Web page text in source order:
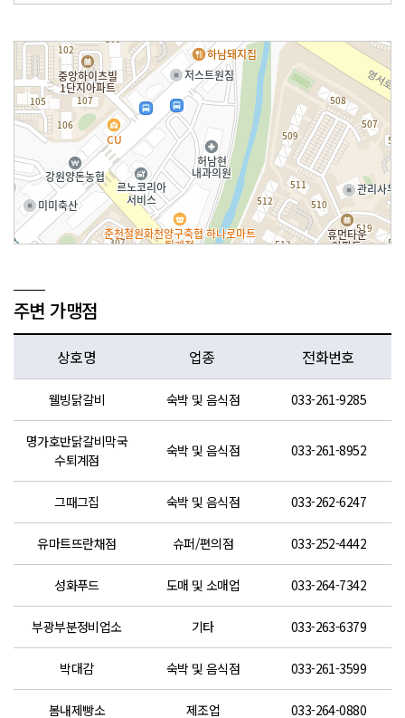
50m
주변 가맹점
상호명 업종 전화번호
웰빙닭갈비 숙박 및 음식점 033-261-9285
명가호반닭갈비막국
수퇴계점
숙박 및 음식점 033-261-8952
그때그집 숙박 및 음식점 033-262-6247
유마트뜨란채점 슈퍼/편의점 033-252-4442
성화푸드 도매 및 소매업 033-264-7342
부광부분정비업소 기타 033-263-6379
박대감 숙박 및 음식점 033-261-3599
봄내제빵소 제조업 033-264-0880